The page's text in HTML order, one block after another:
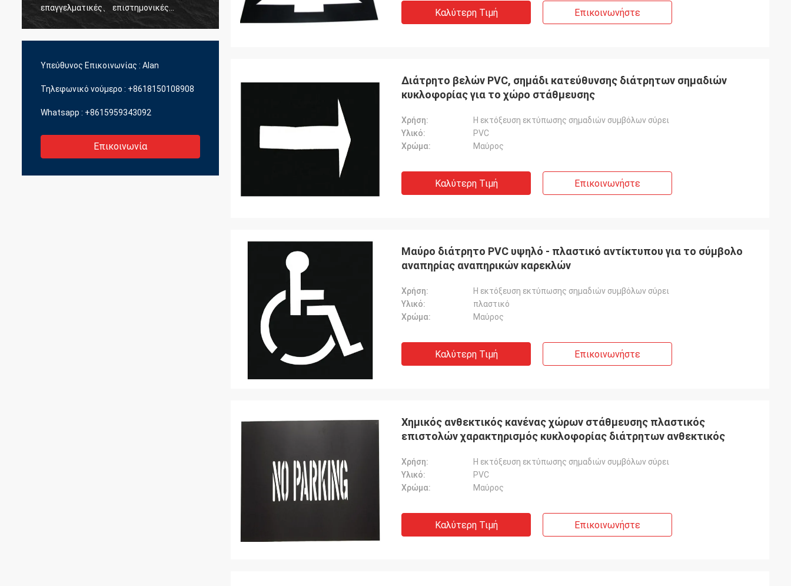
επαγγελματικές、 επιστημονικές
διοικητική、 διαφοροποίηση και τις
συνεργασία στο εγγύς μέλλον.
επαγγελματικές、 επιστημονικές
διοικητική、 διαφοροποίηση και τις
Υπεύθυνος Επικοινωνίας : Alan
Τηλεφωνικό νούμερο : +8618150108908
Whatsapp : +8615959343092
Επικοινωνία
Καλύτερη Τιμή Επικοινωνήστε
Διάτρητο βελών PVC, σημάδι κατεύθυνσης διάτρητων σημαδιών
κυκλοφορίας για το χώρο στάθμευσης
Χρήση:
Η εκτόξευση εκτύπωσης σημαδιών συμβόλων σύρει
Υλικό:
PVC
Χρώμα:
Μαύρος
Καλύτερη Τιμή Επικοινωνήστε
Μαύρο διάτρητο PVC υψηλό - πλαστικό αντίκτυπου για το σύμβολο
αναπηρίας αναπηρικών καρεκλών
Χρήση:
Η εκτόξευση εκτύπωσης σημαδιών συμβόλων σύρει
Υλικό:
πλαστικό
Χρώμα:
Μαύρος
Καλύτερη Τιμή Επικοινωνήστε
Χημικός ανθεκτικός κανένας χώρων στάθμευσης πλαστικός
επιστολών χαρακτηρισμός κυκλοφορίας διάτρητων ανθεκτικός
Χρήση:
Η εκτόξευση εκτύπωσης σημαδιών συμβόλων σύρει
Υλικό:
PVC
Χρώμα:
Μαύρος
Καλύτερη Τιμή Επικοινωνήστε